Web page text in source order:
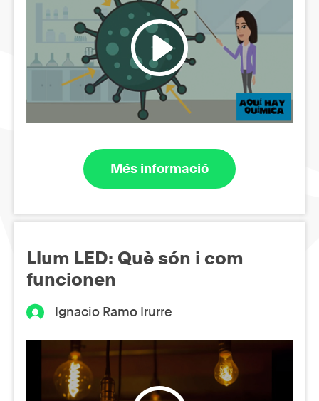
Més informació
Llum LED: Què són i com
funcionen
Ignacio Ramo Irurre